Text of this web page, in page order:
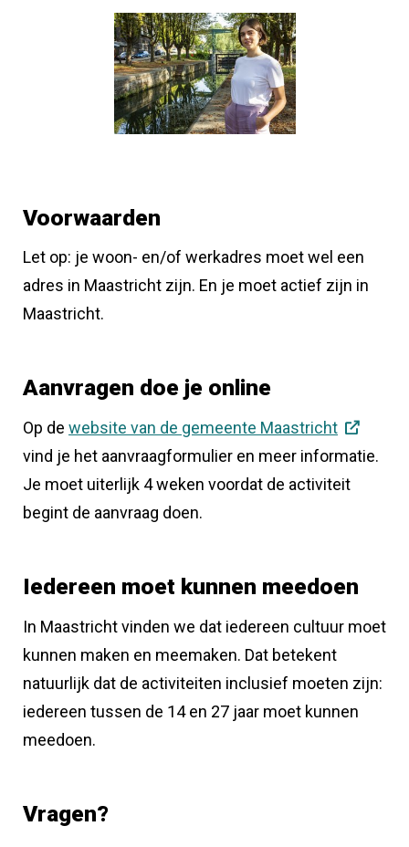
Voorwaarden
Let op: je woon- en/of werkadres moet wel een
adres in Maastricht zijn. En je moet actief zijn in
Maastricht.
Aanvragen doe je online
Op de website van de gemeente Maastricht
vind je het aanvraagformulier en meer informatie.
Je moet uiterlijk 4 weken voordat de activiteit
begint de aanvraag doen.
Iedereen moet kunnen meedoen
In Maastricht vinden we dat iedereen cultuur moet
kunnen maken en meemaken. Dat betekent
natuurlijk dat de activiteiten inclusief moeten zijn:
iedereen tussen de 14 en 27 jaar moet kunnen
meedoen.
Vragen?